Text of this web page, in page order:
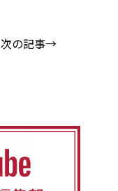
次の記事→